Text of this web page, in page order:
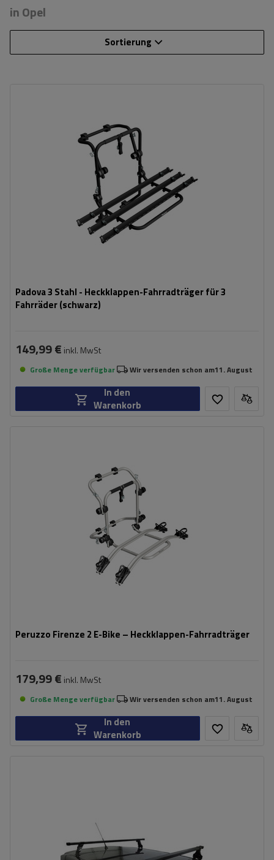
in Opel
Sortierung
Padova 3 Stahl - Heckklappen-Fahrradträger für 3
Fahrräder (schwarz)
universelles Montagesystem
kompatibel mit allen Karosseriearten
149,99 € inkl. MwSt
Große Menge verfügbar Wir versenden schon am11. August
In den
Warenkorb
Peruzzo Firenze 2 E-Bike – Heckklappen-Fahrradträger
45 kg
kompatibel mit Elektrofahrrädern
Aluminiumkonstruktion
179,99 € inkl. MwSt
Große Menge verfügbar Wir versenden schon am11. August
In den
Warenkorb